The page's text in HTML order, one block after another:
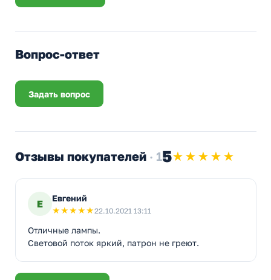
Вопрос-ответ
Задать вопрос
Отзывы покупателей · 15★★★★★
Е Евгений
★★★★★22.10.2021 13:11
Отличные лампы.
Световой поток яркий, патрон не греют.